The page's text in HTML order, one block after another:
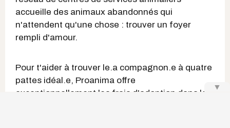
accueille des animaux abandonnés qui
n'attendent qu'une chose : trouver un foyer
rempli d'amour.
Pour t'aider à trouver le.a compagnon.e à quatre
pattes idéal.e, Proanima offre
exceptionnellement les frais d'adoption dans le
▼